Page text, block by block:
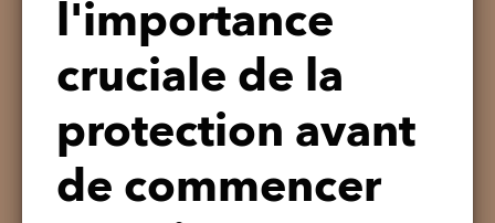
l'importance
cruciale de la
protection avant
de commencer